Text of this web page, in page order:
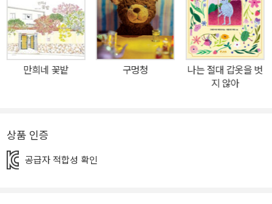
성질을 부여받게 되며, 이 세계의 주인이 될 수 있는 건 어린이뿐, 양
육자인 어른은 손님이 될 수는 있지만 주인이 될 수는 없습니다. 황선
미 작가와 김동성 작가는 어린이가 중심인 이 작은 세계가 어떻게 쌓
아올려지고 사라질 수 있는지를 깊이 들여다보았습니다. 그리고 이
세계의 주인이 겪어 낸 아름답고 소중한 성장의 이야기를 그렸습니
밖으로 가본 적이 없는 여섯 살 아이가 ‘가엾고 심심한’ 여섯 살의 일
라서 소꿉놀이에 동참해 주지 않는 언니가 ‘어른들을 다 믿으면 안 된
만희네 꽃밭 구멍청
나는 절대 갑옷을 벗
지 않아
상품 인증
공급자 적합성 확인